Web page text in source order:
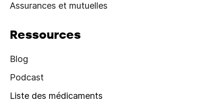
Assurances et mutuelles
Ressources
Blog
Podcast
Liste des médicaments